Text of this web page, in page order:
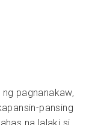
pagnanakaw,
pansing
na lalaki si